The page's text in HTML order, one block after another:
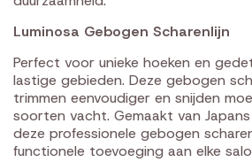
Luminosa Gebogen Scharenlijn
Perfect voor unieke hoeken en
lastige gebieden. Deze gebogen
trimmen eenvoudiger en snijden
soorten vacht. Gemaakt van
deze professionele gebogen
functionele toevoeging aan elke